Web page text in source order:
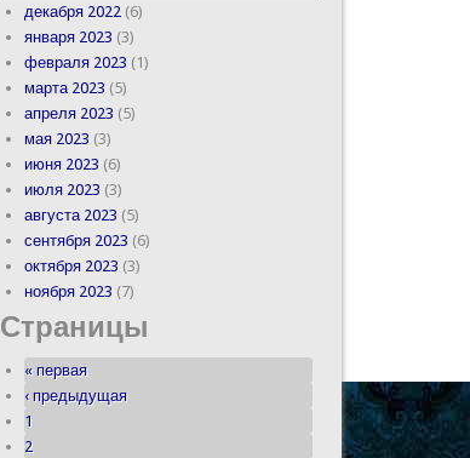
декабря 2022 (6)
января 2023 (3)
февраля 2023 (1)
марта 2023 (5)
апреля 2023 (5)
мая 2023 (3)
июня 2023 (6)
июля 2023 (3)
августа 2023 (5)
сентября 2023 (6)
октября 2023 (3)
ноября 2023 (7)
Страницы
« первая
‹ предыдущая
1
2